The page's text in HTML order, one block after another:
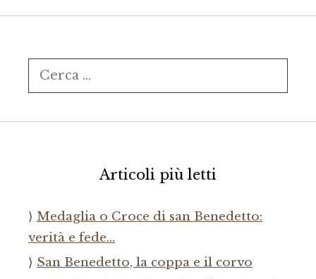
Ricerca
per:
Articoli più letti
Medaglia o Croce di san Benedetto:
verità e fede…
San Benedetto, la coppa e il corvo